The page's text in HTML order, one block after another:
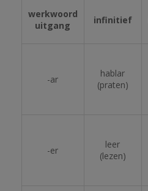
werkwoord
uitgang
infinitief
-ar
hablar
(praten)
-er
leer
(lezen)